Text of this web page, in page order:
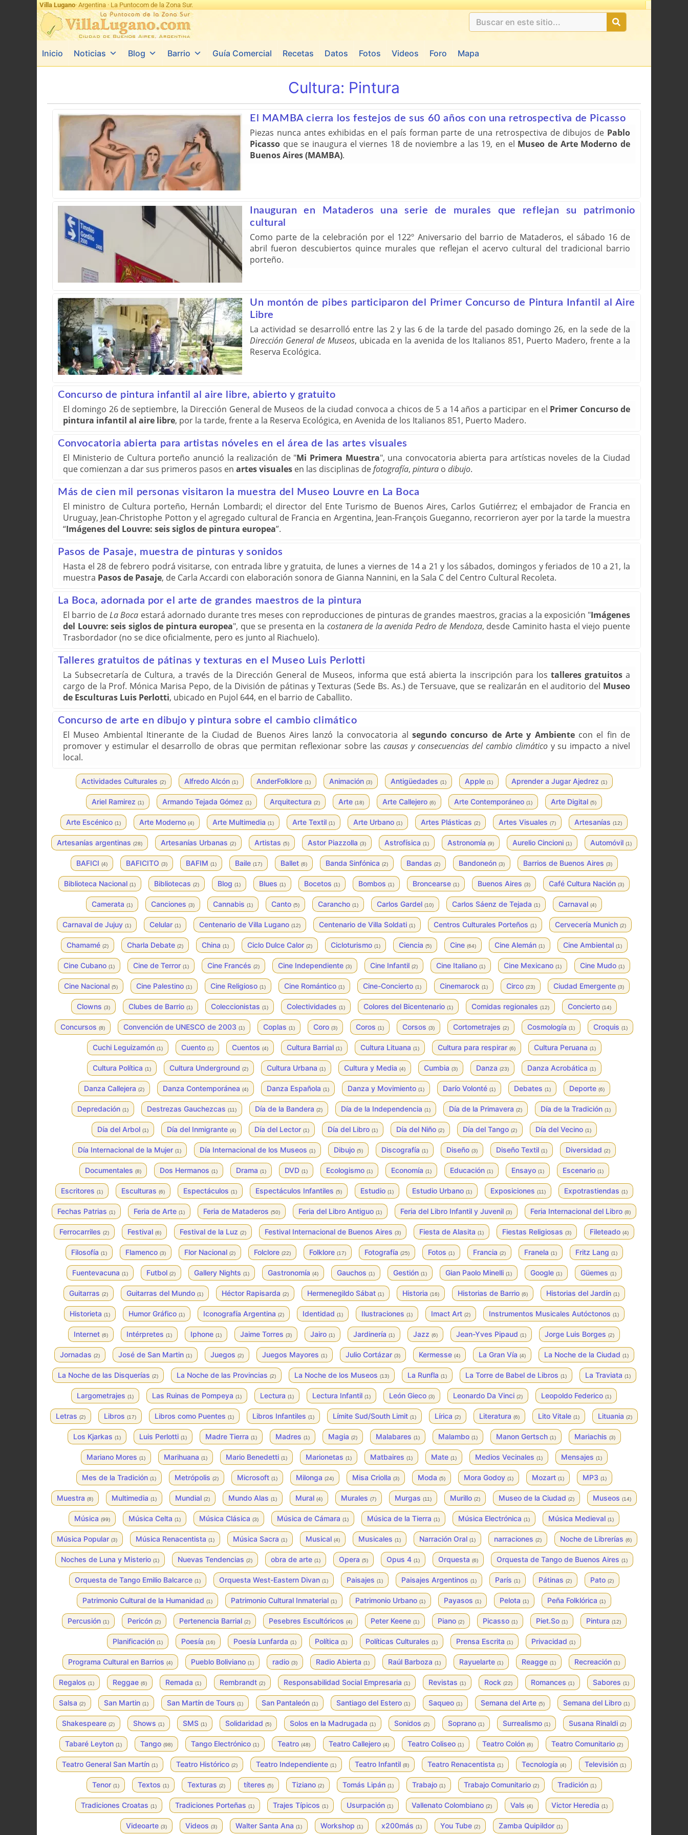
Villa Lugano· Argentina · La Puntocom de la Zona Sur.
Inicio Noticias Blog Barrio Guía Comercial Recetas Datos Fotos Videos Foro Mapa
Cultura: Pintura
El MAMBA cierra los festejos de sus 60 años con una retrospectiva de Picasso
Piezas nunca antes exhibidas en el país forman parte de una retrospectiva de dibujos de Pablo
Picasso que se inaugura el viernes 18 de noviembre a las 19, en el Museo de Arte Moderno de
Buenos Aires (MAMBA).
Inauguran en Mataderos una serie de murales que reflejan su patrimonio
cultural
Como parte de la celebración por el 122º Aniversario del barrio de Mataderos, el sábado 16 de
abril fueron descubiertos quince murales que reflejan el acervo cultural del tradicional barrio
porteño.
Un montón de pibes participaron del Primer Concurso de Pintura Infantil al Aire
Libre
La actividad se desarrolló entre las 2 y las 6 de la tarde del pasado domingo 26, en la sede de la
Dirección General de Museos, ubicada en la avenida de los Italianos 851, Puerto Madero, frente a la
Reserva Ecológica.
Concurso de pintura infantil al aire libre, abierto y gratuito
El domingo 26 de septiembre, la Dirección General de Museos de la ciudad convoca a chicos de 5 a 14 años a participar en el Primer Concurso de
pintura infantil al aire libre, por la tarde, frente a la Reserva Ecológica, en Avenida de los Italianos 851, Puerto Madero.
Convocatoria abierta para artistas nóveles en el área de las artes visuales
El Ministerio de Cultura porteño anunció la realización de "Mi Primera Muestra", una convocatoria abierta para artísticas noveles de la Ciudad
que comienzan a dar sus primeros pasos en artes visuales en las disciplinas defotografía, pintura o dibujo.
Más de cien mil personas visitaron la muestra del Museo Louvre en La Boca
El ministro de Cultura porteño, Hernán Lombardi; el director del Ente Turismo de Buenos Aires, Carlos Gutiérrez; el embajador de Francia en
Uruguay, Jean-Christophe Potton y el agregado cultural de Francia en Argentina, Jean-François Gueganno, recorrieron ayer por la tarde la muestra
“Imágenes del Louvre: seis siglos de pintura europea”.
Pasos de Pasaje, muestra de pinturas y sonidos
Hasta el 28 de febrero podrá visitarse, con entrada libre y gratuita, de lunes a viernes de 14 a 21 y los sábados, domingos y feriados de 10 a 21, la
muestra Pasos de Pasaje, de Carla Accardi con elaboración sonora de Gianna Nannini, en la Sala C del Centro Cultural Recoleta.
La Boca, adornada por el arte de grandes maestros de la pintura
El barrio deLa Boca estará adornado durante tres meses con reproducciones de pinturas de grandes maestros, gracias a la exposición "Imágenes
del Louvre: seis siglos de pintura europea", que se presenta en la costanera de la avenida Pedro de Mendoza, desde Caminito hasta el viejo puente
Trasbordador (no se dice oficialmente, pero es junto al Riachuelo).
Talleres gratuitos de pátinas y texturas en el Museo Luis Perlotti
La Subsecretaría de Cultura, a través de la Dirección General de Museos, informa que está abierta la inscripción para los talleres gratuitosa
cargo de la Prof. Mónica Marisa Pepo, de la División de pátinas y Texturas (Sede Bs. As.) de Tersuave, que se realizarán en el auditorio del Museo
de Esculturas Luis Perlotti, ubicado en Pujol 644, en el barrio de Caballito.
Concurso de arte en dibujo y pintura sobre el cambio climático
El Museo Ambiental Itinerante de la Ciudad de Buenos Aires lanzó la convocatoria al segundo concurso de Arte y Ambientecon el fin de
promover y estimular el desarrollo de obras que permitan reflexionar sobre lascausas y consecuencias del cambio climáticoy su impacto a nivel
local.
Actividades Culturales (2) Alfredo Alcón (1) AnderFolklore (1) Animación (3) Antigüedades (1) Apple (1) Aprender a Jugar Ajedrez (1)
Ariel Ramirez (1) Armando Tejada Gómez (1) Arquitectura (2) Arte (18) Arte Callejero (6) Arte Contemporáneo (1) Arte Digital (5)
Arte Escénico (1) Arte Moderno (4) Arte Multimedia (1) Arte Textil (1) Arte Urbano (1) Artes Plásticas (2) Artes Visuales (7) Artesanías (12)
Artesanías argentinas (28) Artesanías Urbanas (2) Artistas (5) Astor Piazzolla (3) Astrofísica (1) Astronomía (9) Aurelio Cincioni (1) Automóvil (1)
BAFICI (4) BAFICITO (3) BAFIM (1) Baile (17) Ballet (6) Banda Sinfónica (2) Bandas (2) Bandoneón (3) Barrios de Buenos Aires (3)
Biblioteca Nacional (1) Bibliotecas (2) Blog (1) Blues (1) Bocetos (1) Bombos (1) Broncearse (1) Buenos Aires (3) Café Cultura Nación (3)
Camerata (1) Canciones (3) Cannabis (1) Canto (5) Carancho (1) Carlos Gardel (10) Carlos Sáenz de Tejada (1) Carnaval (4)
Carnaval de Jujuy (1) Celular (1) Centenario de Villa Lugano (12) Centenario de Villa Soldati (1) Centros Culturales Porteños (1) Cervecería Munich (2)
Chamamé (2) Charla Debate (2) China (1) Ciclo Dulce Calor (2) Cicloturismo (1) Ciencia (5) Cine (64) Cine Alemán (1) Cine Ambiental (1)
Cine Cubano (1) Cine de Terror (1) Cine Francés (2) Cine Independiente (3) Cine Infantil (2) Cine Italiano (1) Cine Mexicano (1) Cine Mudo (1)
Cine Nacional (5) Cine Palestino (1) Cine Religioso (1) Cine Romántico (1) Cine-Concierto (1) Cinemarock (1) Circo (23) Ciudad Emergente (3)
Clowns (3) Clubes de Barrio (1) Coleccionistas (1) Colectividades (1) Colores del Bicentenario (1) Comidas regionales (12) Concierto (14)
Concursos (8) Convención de UNESCO de 2003 (1) Coplas (1) Coro (3) Coros (1) Corsos (3) Cortometrajes (2) Cosmología (1) Croquis (1)
Cuchi Leguizamón (1) Cuento (1) Cuentos (4) Cultura Barrial (1) Cultura Lituana (1) Cultura para respirar (6) Cultura Peruana (1)
Cultura Política (1) Cultura Underground (2) Cultura Urbana (1) Cultura y Media (4) Cumbia (3) Danza (23) Danza Acrobática (1)
Danza Callejera (2) Danza Contemporánea (4) Danza Española (1) Danza y Movimiento (1) Darío Volonté (1) Debates (1) Deporte (6)
Depredación (1) Destrezas Gauchezcas (11) Día de la Bandera (2) Día de la Independencia (1) Día de la Primavera (2) Día de la Tradición (1)
Día del Arbol (1) Día del Inmigrante (4) Día del Lector (1) Día del Libro (1) Día del Niño (2) Día del Tango (2) Día del Vecino (1)
Día Internacional de la Mujer (1) Día Internacional de los Museos (1) Dibujo (5) Discografía (1) Diseño (3) Diseño Textil (1) Diversidad (2)
Documentales (8) Dos Hermanos (1) Drama (1) DVD (1) Ecologismo (1) Economía (1) Educación (1) Ensayo (1) Escenario (1)
Escritores (1) Esculturas (6) Espectáculos (1) Espectáculos Infantiles (5) Estudio (1) Estudio Urbano (1) Exposiciones (11) Expotrastiendas (1)
Fechas Patrias (1) Feria de Arte (1) Feria de Mataderos (50) Feria del Libro Antiguo (1) Feria del Libro Infantil y Juvenil (3) Feria Internacional del Libro (8)
Ferrocarriles (2) Festival (6) Festival de la Luz (2) Festival Internacional de Buenos Aires (3) Fiesta de Alasita (1) Fiestas Religiosas (3) Fileteado (4)
Filosofía (1) Flamenco (3) Flor Nacional (2) Folclore (22) Folklore (17) Fotografía (25) Fotos (1) Francia (2) Franela (1) Fritz Lang (1)
Fuentevacuna (1) Futbol (2) Gallery Nights (1) Gastronomía (4) Gauchos (1) Gestión (1) Gian Paolo Minelli (1) Google (1) Güemes (1)
Guitarras (2) Guitarras del Mundo (1) Héctor Rapisarda (2) Hermenegildo Sábat (1) Historia (16) Historias de Barrio (6) Historias del Jardín (1)
Historieta (1) Humor Gráfico (1) Iconografía Argentina (2) Identidad (1) Ilustraciones (1) Imact Art (2) Instrumentos Musicales Autóctonos (1)
Internet (6) Intérpretes (1) Iphone (1) Jaime Torres (3) Jairo (1) Jardinería (1) Jazz (6) Jean-Yves Pipaud (1) Jorge Luis Borges (2)
Jornadas (2) José de San Martin (1) Juegos (2) Juegos Mayores (1) Julio Cortázar (3) Kermesse (4) La Gran Vía (4) La Noche de la Ciudad (1)
La Noche de las Disquerías (2) La Noche de las Provincias (2) La Noche de los Museos (13) La Runfla (1) La Torre de Babel de Libros (1) La Traviata (1)
Largometrajes (1) Las Ruinas de Pompeya (1) Lectura (1) Lectura Infantil (1) León Gieco (3) Leonardo Da Vinci (2) Leopoldo Federico (1)
Letras (2) Libros (17) Libros como Puentes (1) Libros Infantiles (1) Límite Sud/South Limit (1) Lírica (2) Literatura (6) Lito Vitale (1) Lituania (2)
Los Kjarkas (1) Luis Perlotti (1) Madre Tierra (1) Madres (1) Magia (2) Malabares (1) Malambo (1) Manon Gertsch (1) Mariachis (3)
Mariano Mores (1) Marihuana (1) Mario Benedetti (1) Marionetas (1) Matbaires (1) Mate (1) Medios Vecinales (1) Mensajes (1)
Mes de la Tradición (1) Metrópolis (2) Microsoft (1) Milonga (24) Misa Criolla (3) Moda (5) Mora Godoy (1) Mozart (1) MP3 (1)
Muestra (8) Multimedia (1) Mundial (2) Mundo Alas (1) Mural (4) Murales (7) Murgas (11) Murillo (2) Museo de la Ciudad (2) Museos (14)
Música (99) Música Celta (1) Música Clásica (3) Música de Cámara (1) Música de la Tierra (1) Música Electrónica (1) Música Medieval (1)
Música Popular (3) Música Renacentista (1) Música Sacra (1) Musical (4) Musicales (1) Narración Oral (1) narraciones (2) Noche de Librerías (6)
Noches de Luna y Misterio (1) Nuevas Tendencias (2) obra de arte (1) Opera (5) Opus 4 (1) Orquesta (6) Orquesta de Tango de Buenos Aires (1)
Orquesta de Tango Emilio Balcarce (1) Orquesta West-Eastern Divan (1) Paisajes (1) Paisajes Argentinos (1) París (1) Pátinas (2) Pato (2)
Patrimonio Cultural de la Humanidad (1) Patrimonio Cultural Inmaterial (1) Patrimonio Urbano (1) Payasos (1) Pelota (1) Peña Folklórica (1)
Percusión (1) Pericón (2) Pertenencia Barrial (2) Pesebres Escultóricos (4) Peter Keene (1) Piano (2) Picasso (1) Piet.So (1) Pintura (12)
Planificación (1) Poesía (16) Poesía Lunfarda (1) Política (1) Políticas Culturales (1) Prensa Escrita (1) Privacidad (1)
Programa Cultural en Barrios (4) Pueblo Boliviano (1) radio (3) Radio Abierta (1) Raúl Barboza (1) Rayuelarte (1) Reagge (1) Recreación (1)
Regalos (1) Reggae (6) Remada (1) Rembrandt (2) Responsabilidad Social Empresaria (1) Revistas (1) Rock (22) Romances (1) Sabores (1)
Salsa (2) San Martin (1) San Martín de Tours (1) San Pantaleón (1) Santiago del Estero (1) Saqueo (1) Semana del Arte (5) Semana del Libro (1)
Shakespeare (2) Shows (1) SMS (1) Solidaridad (5) Solos en la Madrugada (1) Sonidos (2) Soprano (1) Surrealismo (1) Susana Rinaldi (2)
Tabaré Leyton (1) Tango (98) Tango Electrónico (1) Teatro (48) Teatro Callejero (4) Teatro Coliseo (1) Teatro Colón (6) Teatro Comunitario (2)
Teatro General San Martín (1) Teatro Histórico (2) Teatro Independiente (1) Teatro Infantil (8) Teatro Renacentista (1) Tecnología (4) Televisión (1)
Tenor (1) Textos (1) Texturas (2) títeres (5) Tiziano (2) Tomás Lipán (1) Trabajo (1) Trabajo Comunitario (2) Tradición (1)
Tradiciones Croatas (1) Tradiciones Porteñas (1) Trajes Típicos (1) Usurpación (1) Vallenato Colombiano (2) Vals (4) Victor Heredia (1)
Videoarte (3) Videos (3) Walter Santa Ana (1) Workshop (1) x200más (1) You Tube (2) Zamba Quipildor (1)